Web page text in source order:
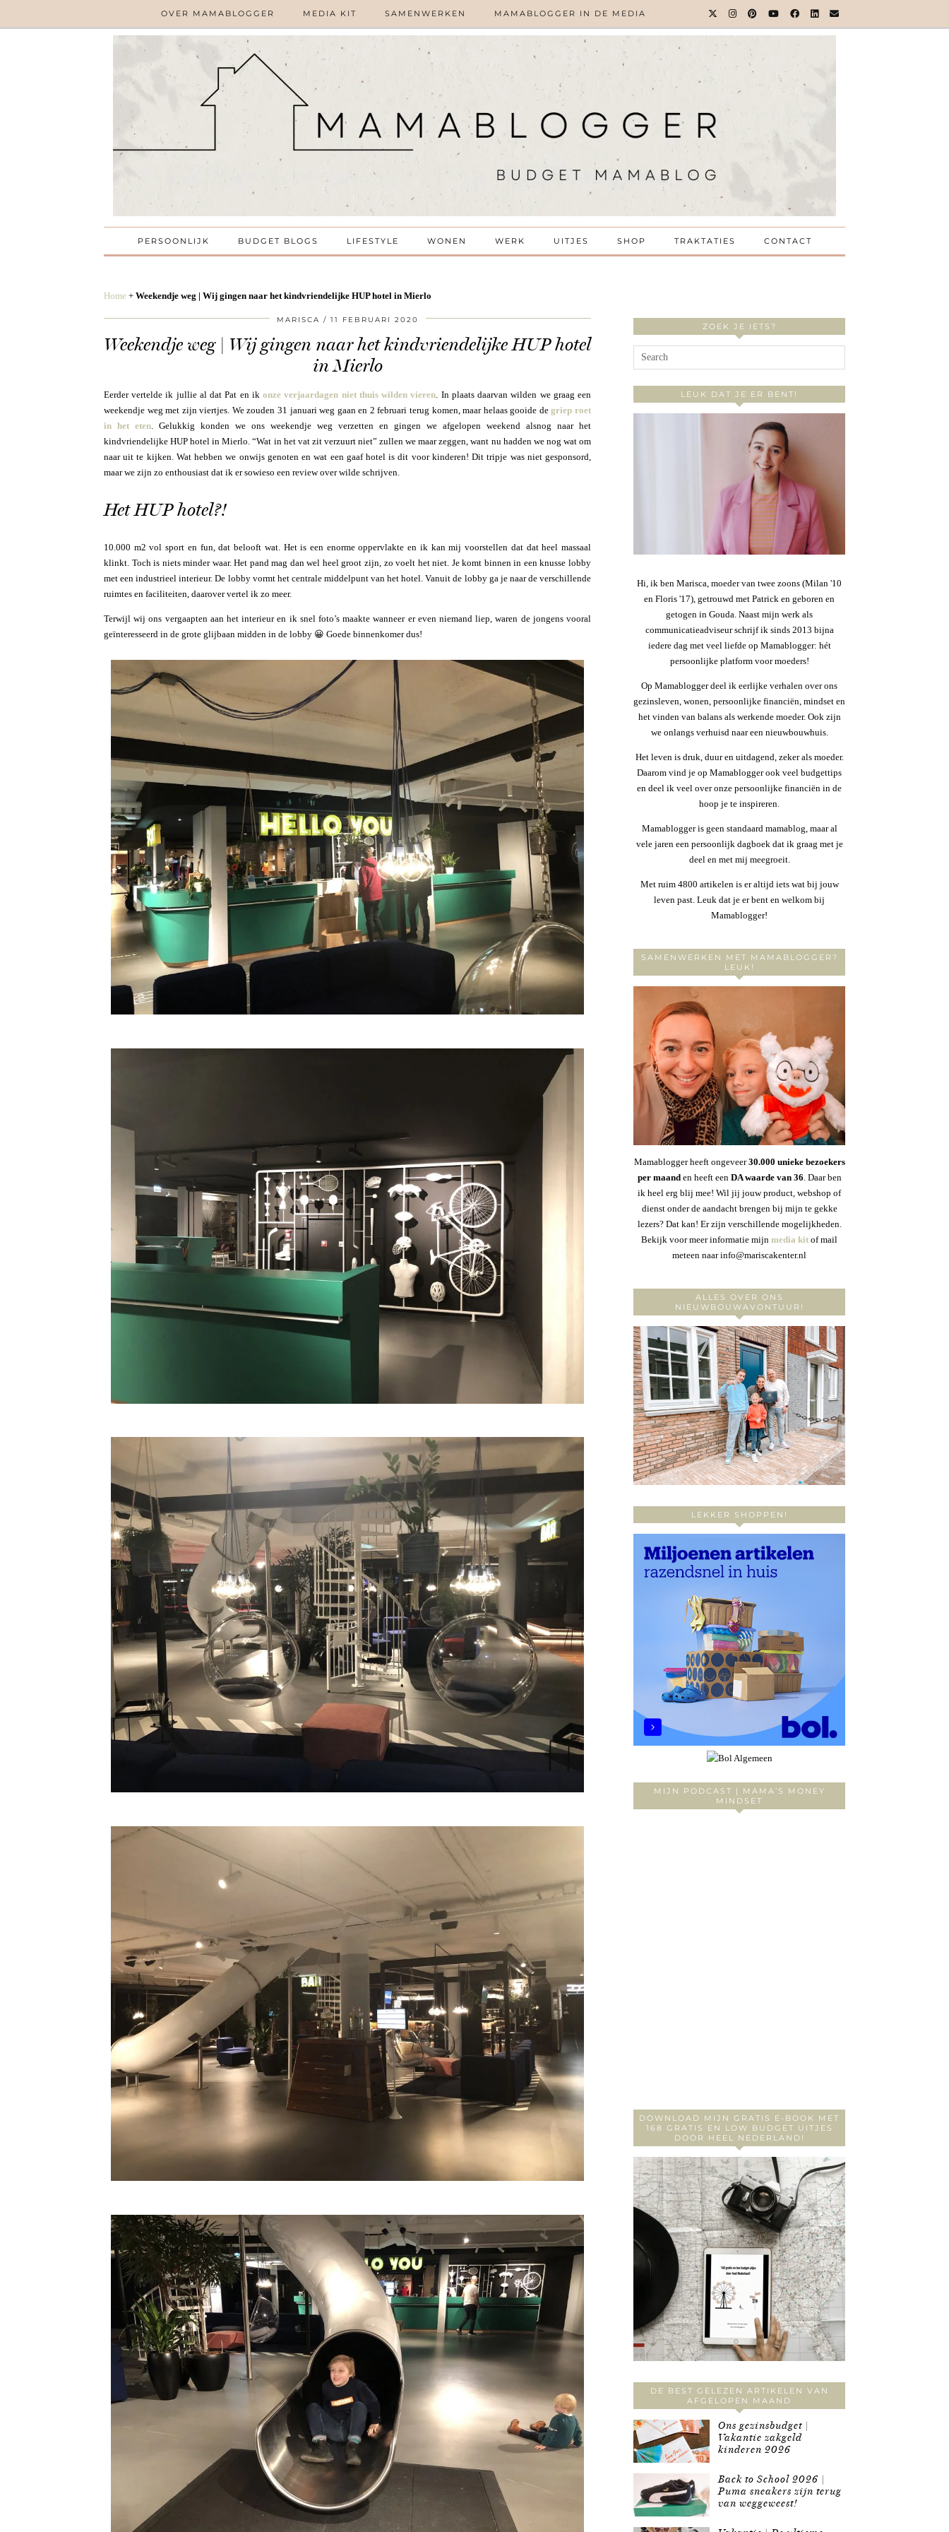
OVER MAMABLOGGER MEDIA KIT SAMENWERKEN MAMABLOGGER IN DE MEDIA
PERSOONLIJK BUDGET BLOGS LIFESTYLE WONEN WERK UITJES SHOP TRAKTATIES CONTACT
Home + Weekendje weg | Wij gingen naar het kindvriendelijke HUP hotel in Mierlo
MARISCA 11 FEBRUARI 2020
Weekendje weg | Wij gingen naar het kindvriendelijke HUP hotel
in Mierlo
Eerder vertelde ik jullie al dat Pat en ikonze verjaardagen niet thuis wilden vieren. In plaats daarvan wilden we graag een
weekendje weg met zijn viertjes. We zouden 31 januari weg gaan en 2 februari terug komen, maar helaas gooide degriep roet
in het eten. Gelukkig konden we ons weekendje weg verzetten en gingen we afgelopen weekend alsnog naar het
kindvriendelijke HUP hotel in Mierlo. “Wat in het vat zit verzuurt niet” zullen we maar zeggen, want nu hadden we nog wat om
naar uit te kijken. Wat hebben we onwijs genoten en wat een gaaf hotel is dit voor kinderen! Dit tripje was niet gesponsord,
maar we zijn zo enthousiast dat ik er sowieso een review over wilde schrijven.
Het HUP hotel?!
10.000 m2 vol sport en fun, dat belooft wat. Het is een enorme oppervlakte en ik kan mij voorstellen dat dat heel massaal
klinkt. Toch is niets minder waar. Het pand mag dan wel heel groot zijn, zo voelt het niet. Je komt binnen in een knusse lobby
met een industrieel interieur. De lobby vormt het centrale middelpunt van het hotel. Vanuit de lobby ga je naar de verschillende
ruimtes en faciliteiten, daarover vertel ik zo meer.
Terwijl wij ons vergaapten aan het interieur en ik snel foto’s maakte wanneer er even niemand liep, waren de jongens vooral
geïnteresseerd in de grote glijbaan midden in de lobby 😀 Goede binnenkomer dus!
ZOEK JE IETS?
LEUK DAT JE ER BENT!
Hi, ik ben Marisca, moeder van twee zoons (Milan '10
en Floris '17), getrouwd met Patrick en geboren en
getogen in Gouda. Naast mijn werk als
communicatieadviseur schrijf ik sinds 2013 bijna
iedere dag met veel liefde op Mamablogger: hét
persoonlijke platform voor moeders!
Op Mamablogger deel ik eerlijke verhalen over ons
gezinsleven, wonen, persoonlijke financiën, mindset en
het vinden van balans als werkende moeder. Ook zijn
we onlangs verhuisd naar een nieuwbouwhuis.
Het leven is druk, duur en uitdagend, zeker als moeder.
Daarom vind je op Mamablogger ook veel budgettips
en deel ik veel over onze persoonlijke financiën in de
hoop je te inspireren.
Mamablogger is geen standaard mamablog, maar al
vele jaren een persoonlijk dagboek dat ik graag met je
deel en met mij meegroeit.
Met ruim 4800 artikelen is er altijd iets wat bij jouw
leven past. Leuk dat je er bent en welkom bij
Mamablogger!
SAMENWERKEN MET MAMABLOGGER?
LEUK!
Mamablogger heeft ongeveer30.000 unieke bezoekers
per maanden heeft een DA waarde van 36. Daar ben
ik heel erg blij mee! Wil jij jouw product, webshop of
dienst onder de aandacht brengen bij mijn te gekke
lezers? Dat kan! Er zijn verschillende mogelijkheden.
Bekijk voor meer informatie mijn media kit of mail
meteen naar info@mariscakenter.nl
ALLES OVER ONS
NIEUWBOUWAVONTUUR!
LEKKER SHOPPEN!
MIJN PODCAST | MAMA’S MONEY
MINDSET
DOWNLOAD MIJN GRATIS E-BOOK MET
168 GRATIS EN LOW BUDGET UITJES
DOOR HEEL NEDERLAND!
DE BEST GELEZEN ARTIKELEN VAN
AFGELOPEN MAAND
Ons gezinsbudget |
Vakantie zakgeld
kinderen 2026
Back to School 2026 |
Puma sneakers zijn terug
van weggeweest!